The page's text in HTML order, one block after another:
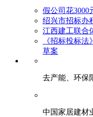
假公司花3000
绍兴市招标办
江西建工联合
《招标投标
草案
去产能、环保
中国家居建材